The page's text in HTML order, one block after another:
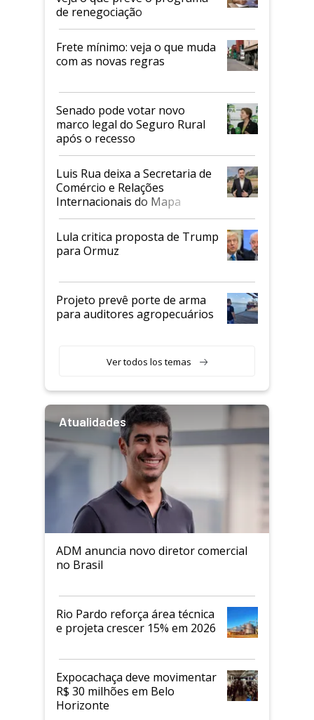
de renegociação
Frete mínimo: veja o que muda
com as novas regras
Senado pode votar novo
marco legal do Seguro Rural
após o recesso
Luis Rua deixa a Secretaria de
Comércio e Relações
Internacionais do Mapa
Lula critica proposta de Trump
para Ormuz
Projeto prevê porte de arma
para auditores agropecuários
Ver todos los temas
Atualidades
ADM anuncia novo diretor comercial
no Brasil
Rio Pardo reforça área técnica
e projeta crescer 15% em 2026
Expocachaça deve movimentar
R$ 30 milhões em Belo
Horizonte